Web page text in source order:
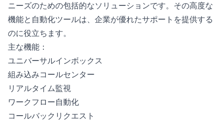
ニーズのための包括的なソリューションです。その高度な
機能と自動化ツールは、企業が優れたサポートを提供する
のに役立ちます。
主な機能：
ユニバーサルインボックス
組み込みコールセンター
リアルタイム監視
ワークフロー自動化
コールバックリクエスト